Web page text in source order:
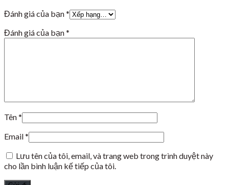
Đánh giá của bạn*
Đánh giá của bạn*
Tên*
Email*
Lưu tên của tôi, email, và trang web trong trình duyệt này
cho lần bình luận kế tiếp của tôi.